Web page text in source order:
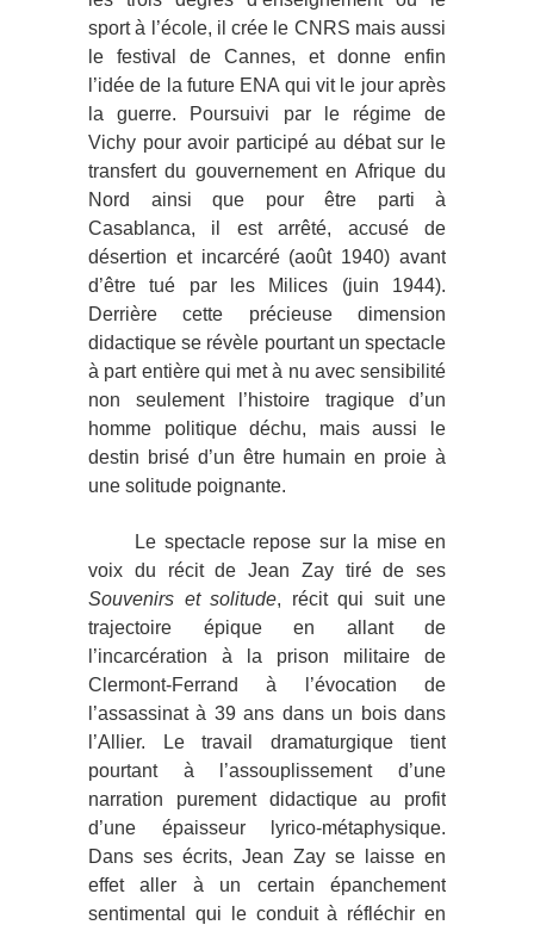
sport à l’école, il crée le CNRS mais aussi
le festival de Cannes, et donne enfin
l’idée de la future ENA qui vit le jour après
la guerre. Poursuivi par le régime de
Vichy pour avoir participé au débat sur le
transfert du gouvernement en Afrique du
Nord ainsi que pour être parti à
Casablanca, il est arrêté, accusé de
désertion et incarcéré (août 1940) avant
d’être tué par les Milices (juin 1944).
Derrière cette précieuse dimension
didactique se révèle pourtant un spectacle
à part entière qui met à nu avec sensibilité
non seulement l’histoire tragique d’un
homme politique déchu, mais aussi le
destin brisé d’un être humain en proie à
une solitude poignante.
Le spectacle repose sur la mise en
voix du récit de Jean Zay tiré de ses
Souvenirs et solitude, récit qui suit une
trajectoire épique en allant de
l’incarcération à la prison militaire de
Clermont-Ferrand à l’évocation de
l’assassinat à 39 ans dans un bois dans
l’Allier. Le travail dramaturgique tient
pourtant à l’assouplissement d’une
narration purement didactique au profit
d’une épaisseur lyrico-métaphysique.
Dans ses écrits, Jean Zay se laisse en
effet aller à un certain épanchement
sentimental qui le conduit à réfléchir en